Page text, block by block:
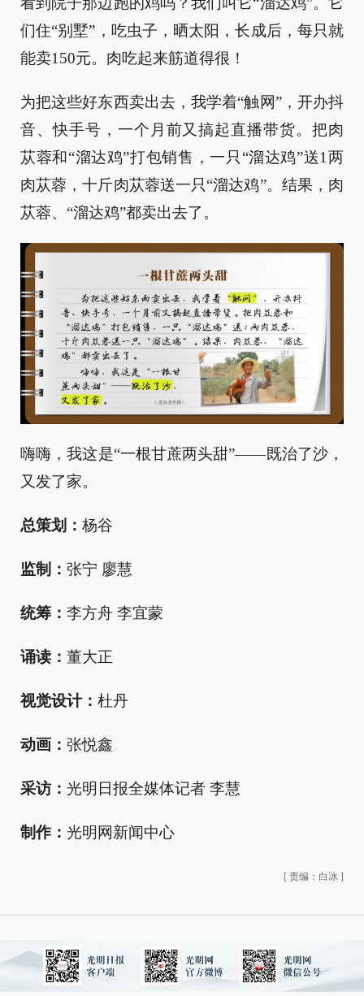
们住“别墅”，吃虫子，晒太阳，长成后，每只就
能卖150元。肉吃起来筋道得很！
为把这些好东西卖出去，我学着“触网”，开办抖
音、快手号，一个月前又搞起直播带货。把肉
苁蓉和“溜达鸡”打包销售，一只“溜达鸡”送1两
肉苁蓉，十斤肉苁蓉送一只“溜达鸡”。结果，肉
苁蓉、“溜达鸡”都卖出去了。
嗨嗨，我这是“一根甘蔗两头甜”——既治了沙，
又发了家。
总策划： 杨谷
监制： 张宁 廖慧
统筹： 李方舟 李宜蒙
诵读： 董大正
视觉设计： 杜丹
动画： 张悦鑫
采访： 光明日报全媒体记者 李慧
制作： 光明网新闻中心
[ 责编：白冰 ]